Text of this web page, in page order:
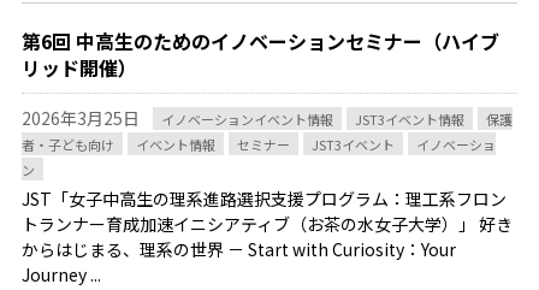
第6回 中高生のためのイノベーションセミナー（ハイブ
リッド開催）
2026年3月25日 イノベーションイベント情報 JST3イベント情報
保護
者・子ども向け
イベント情報 セミナー JST3イベント
イノベーショ
ン
JST「女子中高生の理系進路選択支援プログラム：理工系フロン
トランナー育成加速イニシアティブ（お茶の水女子大学）」 好き
からはじまる、理系の世界 － Start with Curiosity：Your
Journey ...